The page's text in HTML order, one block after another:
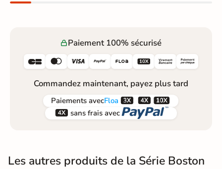
Paiement 100% sécurisé
     
Commandez maintenant, payez plus tard
Paiements avecFloa  
 sans frais avec 
Les autres produits de la Série Boston